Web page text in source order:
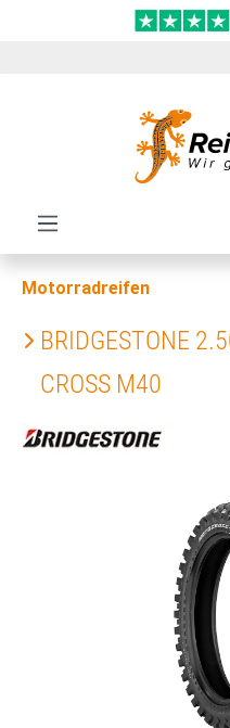
Zum Hauptinhalt springen
Motorradreifen
BRIDGESTONE
CROSS M40